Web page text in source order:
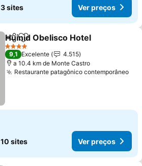
3 sites Ver preços
PartilharAdicionar aos favoritos
Huinid Obelisco Hotel
4 Estrelas
9,1 Excelente
4.515
a 10.4 km de Monte Castro
Restaurante patagônico contemporâneo
10 sites Ver preços